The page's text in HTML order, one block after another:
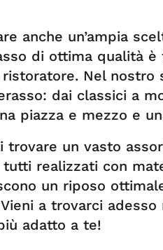
anche un’ampia
di ottima qualità
Nel nostro
dai classici a
piazza e mezzo e
trovare un vasto
tutti realizzati con
un riposo
a trovarci adesso
adatto a te!